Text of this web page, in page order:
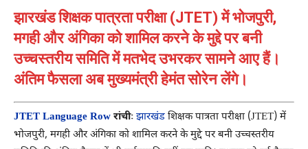
झारखंड शिक्षक पात्रता परीक्षा (JTET) में भोजपुरी,
मगही और अंगिका को शामिल करने के मुद्दे पर बनी
उच्चस्तरीय समिति में मतभेद उभरकर सामने आए हैं।
अंतिम फैसला अब मुख्यमंत्री हेमंत सोरेन लेंगे।
JTET Language Row रांचीः झारखंड शिक्षक पात्रता परीक्षा (JTET) में
भोजपुरी, मगही और अंगिका को शामिल करने के मुद्दे पर बनी उच्चस्तरीय